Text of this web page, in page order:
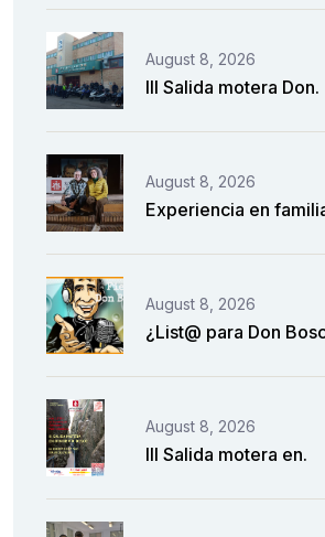
August 8, 2026
III Salida motera Don.
August 8, 2026
Experiencia en
August 8, 2026
¿List@ para Don
August 8, 2026
III Salida motera en.